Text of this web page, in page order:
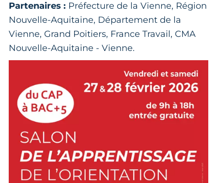
Partenaires : Préfecture de la Vienne, Région
Nouvelle-Aquitaine, Département de la
Vienne, Grand Poitiers, France Travail, CMA
Nouvelle-Aquitaine - Vienne.